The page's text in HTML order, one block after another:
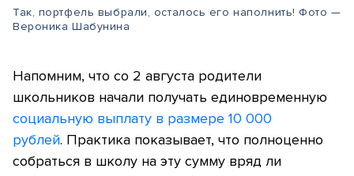
Так, портфель выбрали, осталось его наполнить! Фото —
Вероника Шабунина
Напомним, что со 2 августа родители
школьников начали получать единовременную
социальную выплату в размере 10 000
рублей. Практика показывает, что полноценно
собраться в школу на эту сумму вряд ли